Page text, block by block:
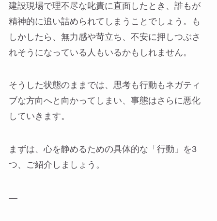
建設現場で理不尽な叱責に直面したとき、誰もが
精神的に追い詰められてしまうことでしょう。も
しかしたら、無力感や苛立ち、不安に押しつぶさ
れそうになっている人もいるかもしれません。
そうした状態のままでは、思考も行動もネガティ
ブな方向へと向かってしまい、事態はさらに悪化
していきます。
まずは、心を静めるための具体的な「行動」を3
つ、ご紹介しましょう。
—